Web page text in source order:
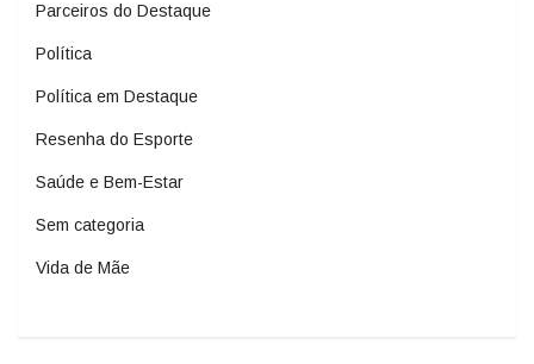
Parceiros do Destaque
Política
Política em Destaque
Resenha do Esporte
Saúde e Bem-Estar
Sem categoria
Vida de Mãe